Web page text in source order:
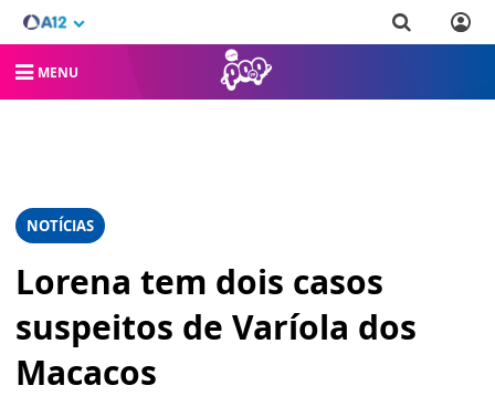
MENU
NOTÍCIAS
Lorena tem dois casos
suspeitos de Varíola dos
Macacos